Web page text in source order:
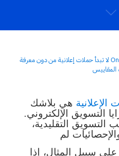
الإعلانية هي بلاشك
التسويق الإلكتروني.
التسويق التقليدية،
لم
سبيل المثال، إذا